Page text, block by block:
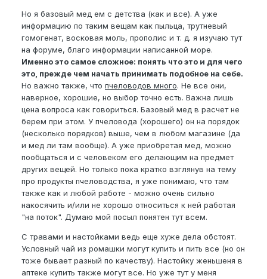
Помогает быстрее восстанавливаться после
тренировок, способствует росту сухой мышечной
массы.
Значительно повышает половое влечение как у
Так же делаю разные многосоставные настойки,
куда добавляю ромашку, девясил, короче много
вариантов. Смотря какая цель😁
И сейчас ещё сделал афродизиак, по составу
очень крутой, на днях уже будет готов, опробую и
отпишусь, какой эффект будет. Ещё на жене
протестирую😊
Все в капельках, в воду/напитки добавляется.
Общение приветствуется и тут и можно в макс/тг
89612890275
Но я базовый мед ем с детства (как и все). А уже
информацию по таким вещам как пыльца, трутневый
гомогенат, восковая моль, прополис и т. д. я изучаю тут
на форуме, благо информации написанной море.
Именно это самое сложное: понять что это и для чего
это, прежде чем начать принимать подобное на себе.
Но важно также, что пчеловодов много. Не все они,
наверное, хорошие, но выбор точно есть. Важна лишь
цена вопроса как говориться. Базовый мед в расчет не
берем при этом. У пчеловода (хорошего) он на порядок
(несколько порядков) выше, чем в любом магазине (да
и мед ли там вообще). А уже приобретая мед, можно
пообщаться и с человеком его делающим на предмет
других вещей. Но только пока кратко взглянув на тему
про продукты пчеловодства, я уже понимаю, что там
также как и любой работе - можно очень сильно
накосячить и/или не хорошо относиться к ней работая
"на поток". Думаю мой посыл понятен тут всем.
С травами и настойками ведь еще хуже дела обстоят.
Условный чай из ромашки могут купить и пить все (но он
тоже бывает разный по качеству). Настойку женьшеня в
аптеке купить также могут все. Но уже тут у меня